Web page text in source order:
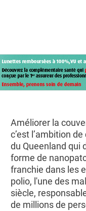
Améliorer la
c’est l’ambition
du Queenland qui
forme de
franchie dans les
polio, l'une des
siècle,
de millions de